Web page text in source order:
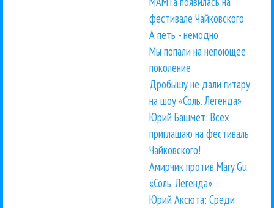
фестивале Чайковского
А петь - немодно
Мы попали на непоющее
поколение
Дробышу не дали гитару
на шоу «Соль. Легенда»
Юрий Башмет: Всех
приглашаю на фестиваль
Чайковского!
Амирчик против Mary Gu.
«Соль. Легенда»
Юрий Аксюта: Среди